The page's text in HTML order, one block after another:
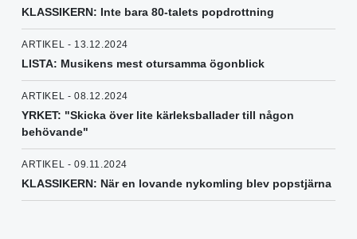
KLASSIKERN: Inte bara 80-talets popdrottning
ARTIKEL - 13.12.2024
LISTA: Musikens mest otursamma ögonblick
ARTIKEL - 08.12.2024
YRKET: "Skicka över lite kärleksballader till någon
behövande"
ARTIKEL - 09.11.2024
KLASSIKERN: När en lovande nykomling blev popstjärna